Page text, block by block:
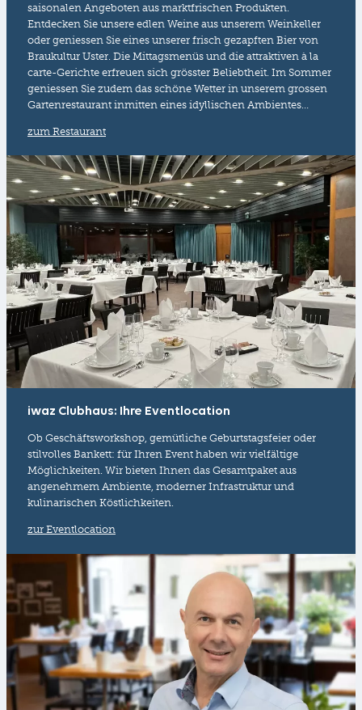
saisonalen Angeboten aus marktfrischen Produkten.
Entdecken Sie unsere edlen Weine aus unserem Weinkeller
oder geniessen Sie eines unserer frisch gezapften Bier von
Braukultur Uster. Die Mittagsmenüs und die attraktiven à la
carte-Gerichte erfreuen sich grösster Beliebtheit. Im Sommer
geniessen Sie zudem das schöne Wetter in unserem grossen
Gartenrestaurant inmitten eines idyllischen Ambientes…
zum Restaurant
iwaz Clubhaus: Ihre Eventlocation
Ob Geschäftsworkshop, gemütliche Geburtstagsfeier oder
stilvolles Bankett: für Ihren Event haben wir vielfältige
Möglichkeiten. Wir bieten Ihnen das Gesamtpaket aus
angenehmem Ambiente, moderner Infrastruktur und
kulinarischen Köstlichkeiten.
zur Eventlocation